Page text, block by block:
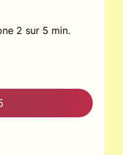
2 sur 5 min.